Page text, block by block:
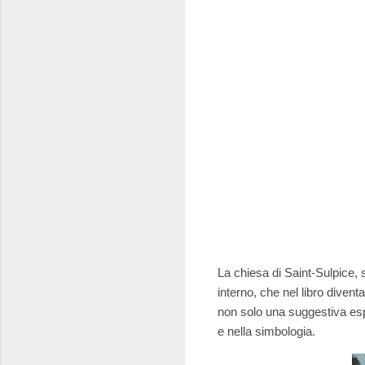
La chiesa di Saint-Sulpice,
interno, che nel libro
non solo una suggestiva
e nella simbologia.